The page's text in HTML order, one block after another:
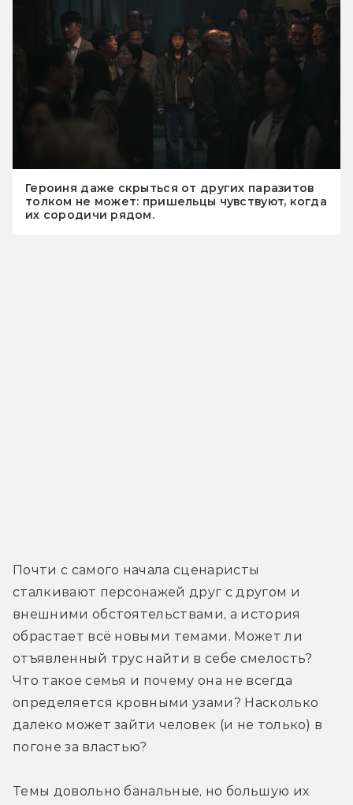
Героиня даже скрыться от других паразитов
толком не может: пришельцы чувствуют, когда
их сородичи рядом.
Почти с самого начала сценаристы
сталкивают персонажей друг с другом и
внешними обстоятельствами, а история
обрастает всё новыми темами. Может ли
отъявленный трус найти в себе смелость?
Что такое семья и почему она не всегда
определяется кровными узами? Насколько
далеко может зайти человек (и не только) в
погоне за властью?
Темы довольно банальные, но большую их